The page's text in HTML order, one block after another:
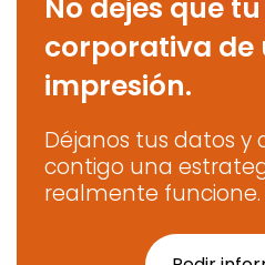
No dejes que
corporativa de
impresión.
Déjanos tus datos y
contigo una
realmente funcione.